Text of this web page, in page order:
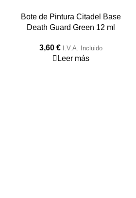
Bote de Pintura Citadel Base
Death Guard Green 12 ml
3,60 € I.V.A. Incluido
Leer más